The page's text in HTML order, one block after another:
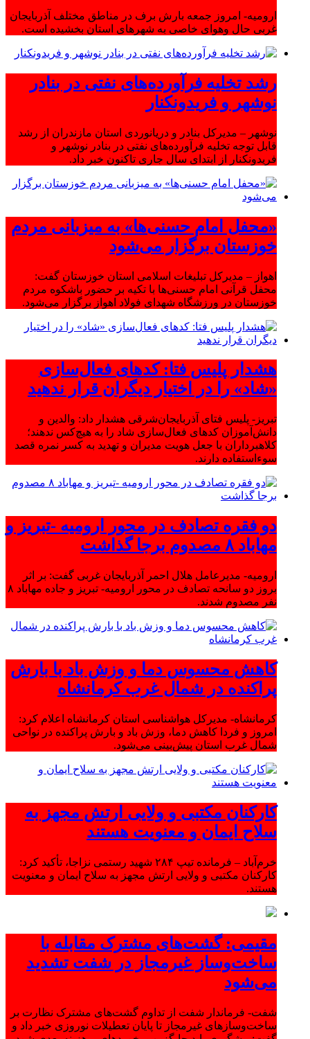
ارومیه- امروز جمعه بارش برف در مناطق مختلف آذربایجان
غربی حال وهوای خاصی به شهرهای استان بخشیده است.
رشد تخلیه فرآورده‌های نفتی در بنادر
نوشهر و فریدونکنار
نوشهر – مدیرکل بنادر و دریانوردی استان مازندران از رشد
قابل توجه تخلیه فرآورده‌های نفتی در بنادر نوشهر و
فریدونکنار از ابتدای سال جاری تاکنون خبر داد.
«محفل امام حسنی‌ها» به میزبانی مردم
خوزستان برگزار می‌شود
اهواز – مدیرکل تبلیغات اسلامی استان خوزستان گفت:
محفل قرآنی امام حسنی‌ها با تکیه بر حضور باشکوه مردم
خوزستان در ورزشگاه شهدای فولاد اهواز برگزار می‌شود.
هشدار پلیس فتا: کدهای فعال‌سازی
«شاد» را در اختیار دیگران قرار ندهید
تبریز- پلیس فتای آذربایجان‌شرقی هشدار داد: والدین و
دانش‌آموزان کدهای فعال‌سازی شاد را به هیچ‌کس ندهند؛
کلاهبرداران با جعل هویت مدیران و تهدید به کسر نمره قصد
سوءاستفاده دارند.
دو فقره تصادف در محور ارومیه -تبریز و
مهاباد ۸ مصدوم برجا گذاشت
ارومیه- مدیرعامل هلال احمر آذربایجان غربی گفت: بر اثر
بروز دو سانحه تصادف در محور ارومیه- تبریز و جاده مهاباد ۸
نفر مصدوم شدند.
کاهش محسوس دما و وزش باد با بارش
پراکنده در شمال غرب کرمانشاه
کرمانشاه- مدیرکل هواشناسی استان کرمانشاه اعلام کرد:
امروز و فردا کاهش دما، وزش باد و بارش پراکنده در نواحی
شمال غرب استان پیش‌بینی می‌شود.
کارکنان مکتبی و ولایی ارتش مجهز به
سلاح ایمان و معنویت هستند
خرم‌آباد – فرمانده تیپ ۲۸۴ شهید رستمی نزاجا، تأکید کرد:
کارکنان مکتبی و ولایی ارتش مجهز به سلاح ایمان و معنویت
هستند.
مقیمی: گشت‌های مشترک مقابله با
ساخت‌وساز غیرمجاز در شفت تشدید
می‌شود
شفت- فرماندار شفت از تداوم گشت‌های مشترک نظارت بر
ساخت‌وسازهای غیرمجاز تا پایان تعطیلات نوروزی خبر داد و